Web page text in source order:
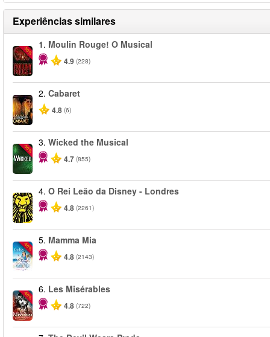
Experiências similares
-50%
1. Moulin Rouge! O Musical
4.9 (228)
2. Cabaret
4.8 (6)
-50%
3. Wicked the Musical
4.7 (855)
4. O Rei Leão da Disney - Londres
4.8 (2261)
-40%
5. Mamma Mia
4.8 (2143)
-40%
6. Les Misérables
4.8 (722)